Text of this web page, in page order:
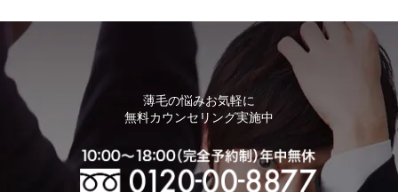
薄毛の悩みお気軽に
無料カウンセリング実施中